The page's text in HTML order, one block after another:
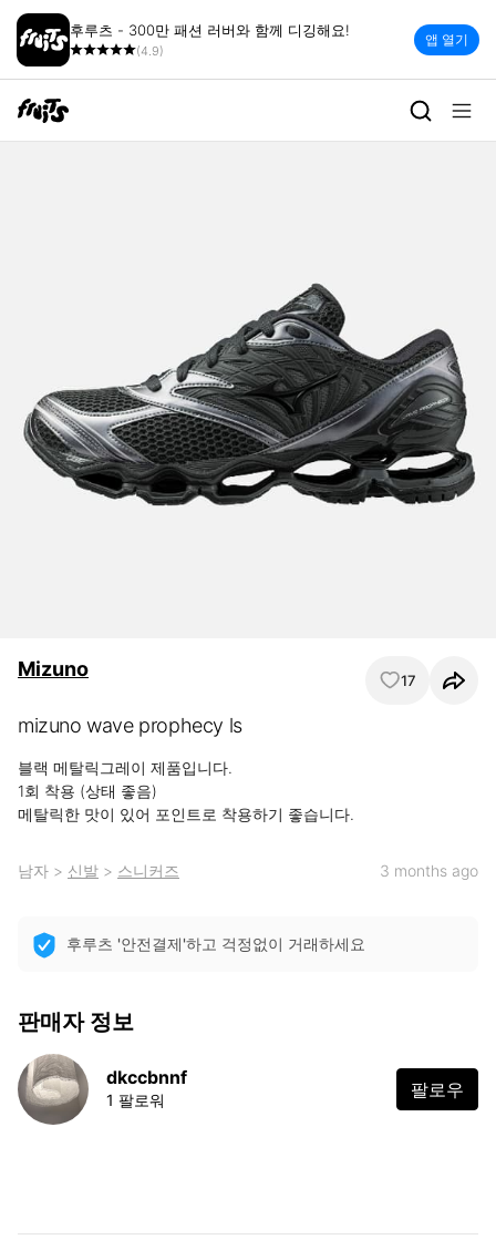
후루츠 - 300만 패션 러버와 함께 디깅해요!
(4.9)
앱 열기
Mizuno 17
mizuno wave prophecy ls
블랙 메탈릭그레이 제품입니다.
1회 착용 (상태 좋음)
메탈릭한 맛이 있어 포인트로 착용하기 좋습니다.
남자 > 신발 > 스니커즈 3 months ago
후루츠 '안전결제'하고 걱정없이 거래하세요
판매자 정보
dkccbnnf
1 팔로워 팔로우